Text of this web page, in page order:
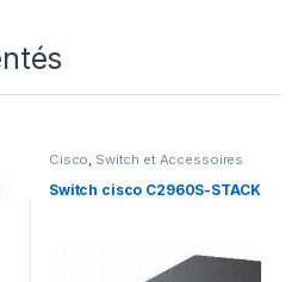
Cisco, Switch et Accessoires
Switch cisco C2960S-STACK